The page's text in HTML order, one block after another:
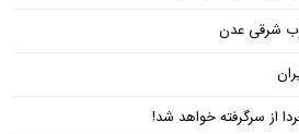
شرقی عدن
از سرگرفته خواهد شد!